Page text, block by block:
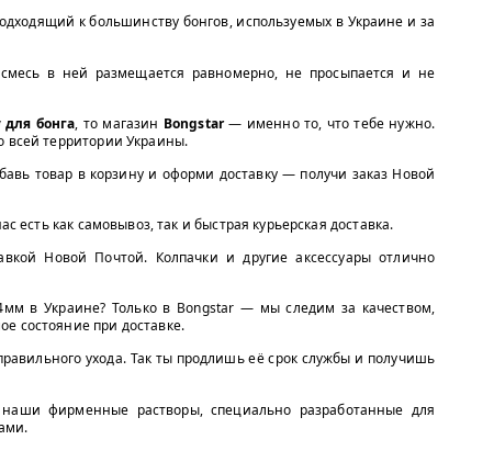
к большинству бонгов, используемых в Украине и за
в ней размещается равномерно, не просыпается и не
бонга, то магазин Bongstar— именно то, что тебе нужно.
всей территории Украины.
товар в корзину и оформи доставку — получи заказ Новой
есть как самовывоз, так и быстрая курьерская доставка.
Новой Почтой. Колпачки и другие аксессуары отлично
в Украине? Только в Bongstar — мы следим за качеством,
состояние при доставке.
ухода. Так ты продлишь её срок службы и получишь
фирменные растворы, специально разработанные для